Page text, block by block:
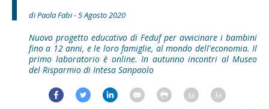
di Paola Fabi - 5 Agosto 2020
Nuovo progetto educativo di Feduf per avvicinare i bambini
fino a 12 anni, e le loro famiglie, al mondo dell'economia. Il
primo laboratorio è online. In autunno incontri al Museo
del Risparmio di Intesa Sanpaolo